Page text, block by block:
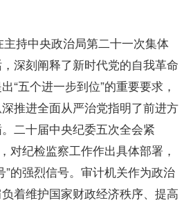
持中央政治局第二十一次集体
深刻阐释了新时代党的自我革命
“五个进一步到位”的重要要求，
推进全面从严治党指明了前进方
二十届中央纪委五次全会紧
对纪检监察工作作出具体部署，
”的强烈信号。审计机关作为政治
着维护国家财政经济秩序、提高